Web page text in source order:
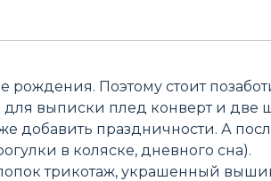
Поэтому стоит
для выписки плед конверт и две
добавить праздничности. А
в коляске, дневного сна).
трикотаж, украшенный